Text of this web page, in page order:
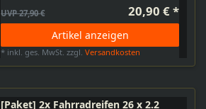
UVP 27,90 € 20,90 € *
Artikel anzeigen
* inkl. ges. MwSt. zzgl.Versandkosten
[Paket] 2x Fahrradreifen 26 x 2.2